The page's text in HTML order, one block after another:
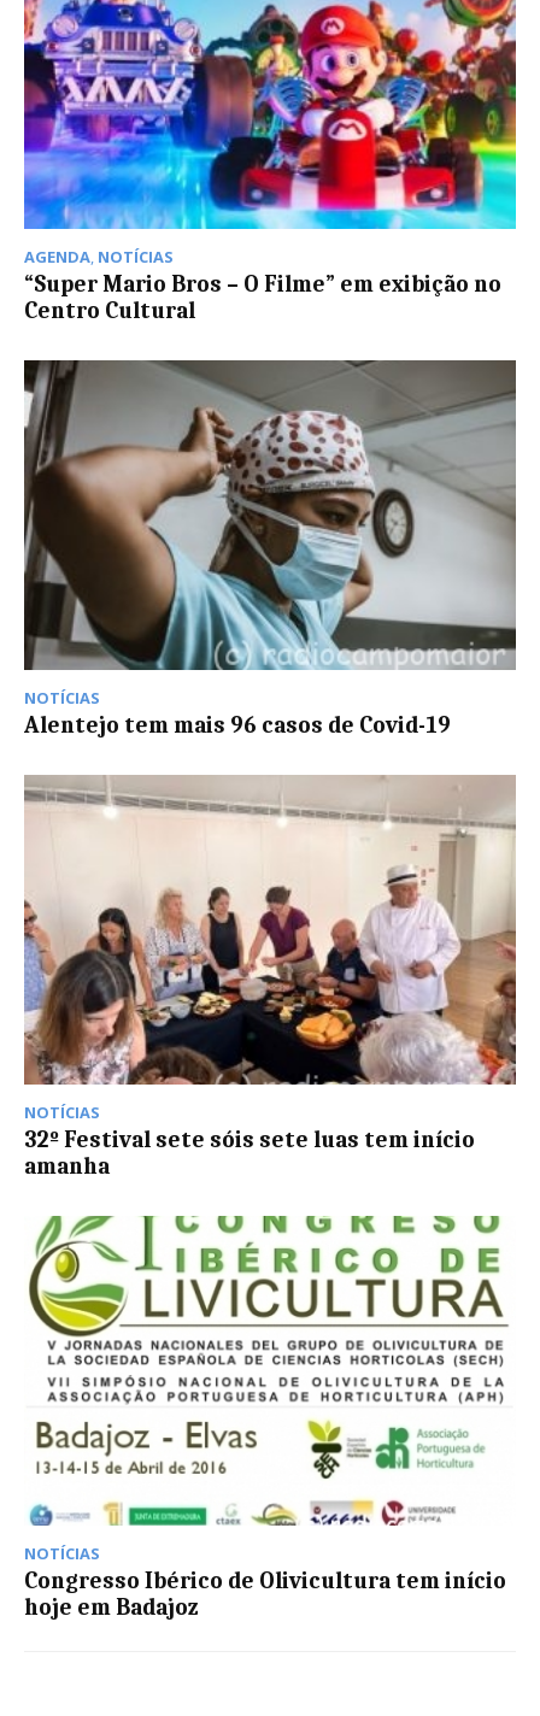
AGENDA, NOTÍCIAS
“Super Mario Bros – O Filme” em exibição no
Centro Cultural
NOTÍCIAS
Alentejo tem mais 96 casos de Covid-19
NOTÍCIAS
32º Festival sete sóis sete luas tem início
amanha
NOTÍCIAS
Congresso Ibérico de Olivicultura tem início
hoje em Badajoz